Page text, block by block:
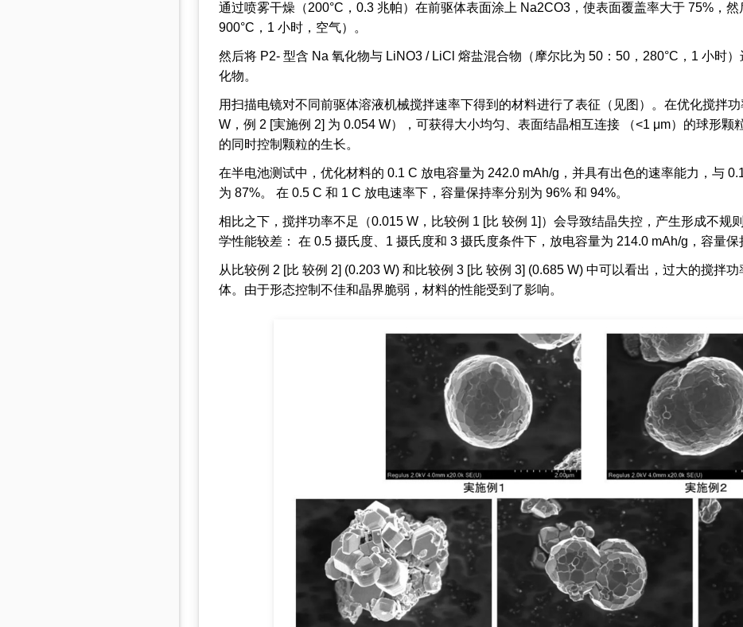
通过喷雾干燥（200°C，0.3 兆帕）在前驱体表面涂上 Na2CO3，使表面覆盖率大于 75%，
900°C，1 小时，空气）。
然后将 P2- 型含 Na 氧化物与 LiNO3 / LiCl 熔盐混合物（摩尔比为 50：50，280°C，1 小时
化物。
用扫描电镜对不同前驱体溶液机械搅拌速率下得到的材料进行了表征（见图）。在优化搅拌
W，例 2 [実施例 2] 为 0.054 W），可获得大小均匀、表面结晶相互连接 （<1 μm）的球形颗
的同时控制颗粒的生长。
在半电池测试中，优化材料的 0.1 C 放电容量为 242.0 mAh/g，并具有出色的速率能力，与
为 87%。 在 0.5 C 和 1 C 放电速率下，容量保持率分别为 96% 和 94%。
相比之下，搅拌功率不足（0.015 W，比较例 1 [比 较例 1]）会导致结晶失控，产生形成不规
学性能较差： 在 0.5 摄氏度、1 摄氏度和 3 摄氏度条件下，放电容量为 214.0 mAh/g，容量保
从比较例 2 [比 较例 2] (0.203 W) 和比较例 3 [比 较例 3] (0.685 W) 中可以看出，过大的搅拌
体。由于形态控制不佳和晶界脆弱，材料的性能受到了影响。